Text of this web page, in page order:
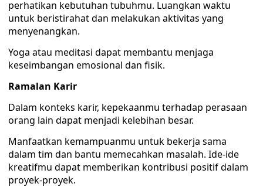
perhatikan kebutuhan tubuhmu. Luangkan waktu
untuk beristirahat dan melakukan aktivitas yang
menyenangkan.
Yoga atau meditasi dapat membantu menjaga
keseimbangan emosional dan fisik.
Ramalan Karir
Dalam konteks karir, kepekaanmu terhadap perasaan
orang lain dapat menjadi kelebihan besar.
Manfaatkan kemampuanmu untuk bekerja sama
dalam tim dan bantu memecahkan masalah. Ide-ide
kreatifmu dapat memberikan kontribusi positif dalam
proyek-proyek.